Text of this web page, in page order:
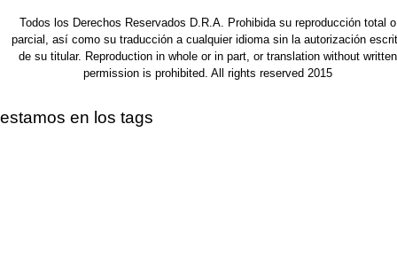
Todos los Derechos Reservados D.R.A. Prohibida su reproducción total o
parcial, así como su traducción a cualquier idioma sin la autorización
de su titular. Reproduction in whole or in part, or translation without written
permission is prohibited. All rights reserved 2015
estamos en los tags